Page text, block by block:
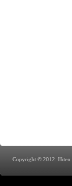
Copyright © 2012. Hiten